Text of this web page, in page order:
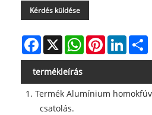
Kérdés küldése
Facebook
X WhatsAppPinterest
termékleírás
1. Termék Alumínium
csatolás.